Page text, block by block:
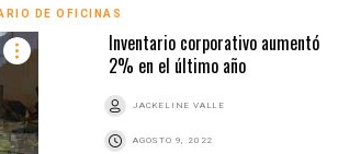
DE OFICINAS
Inventario corporativo aumentó
2% en el último año
JACKELINE VALLE
AGOSTO 9, 2022